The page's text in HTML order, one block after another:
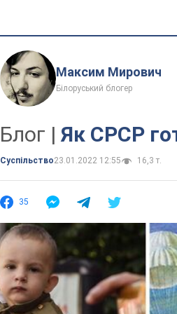
Максим Мирович
Білоруський блогер
Блог | Як СРСР
Суспільство23.01.2022 12:55 16,3 т.
35